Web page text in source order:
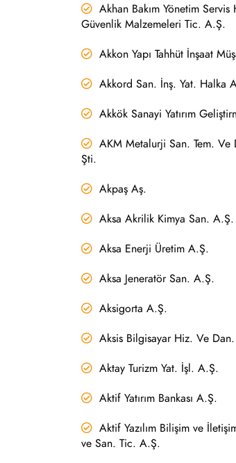
Akhan Bakım Yönetim Servis
Güvenlik Malzemeleri Tic. A.Ş.
Akkon Yapı Tahhüt İnşaat
Akkord San. İnş. Yat. Halka
Akkök Sanayi Yatırım
AKM Metalurji San. Tem. Ve
Şti.
Akpaş Aş.
Aksa Akrilik Kimya San. A.Ş.
Aksa Enerji Üretim A.Ş.
Aksa Jeneratör San. A.Ş.
Aksigorta A.Ş.
Aksis Bilgisayar Hiz. Ve
Aktay Turizm Yat. İşl. A.Ş.
Aktif Yatırım Bankası A.Ş.
Aktif Yazılım Bilişim ve
ve San. Tic. A.Ş.